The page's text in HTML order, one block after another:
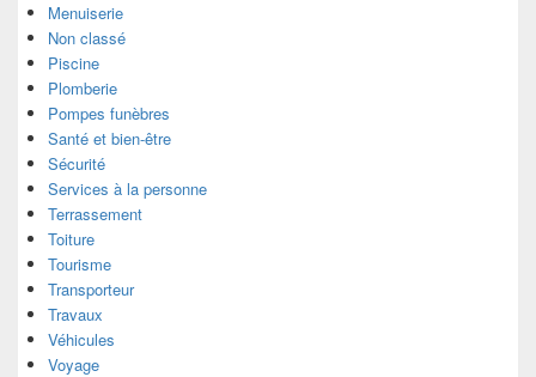
Menuiserie
Non classé
Piscine
Plomberie
Pompes funèbres
Santé et bien-être
Sécurité
Services à la personne
Terrassement
Toiture
Tourisme
Transporteur
Travaux
Véhicules
Voyage